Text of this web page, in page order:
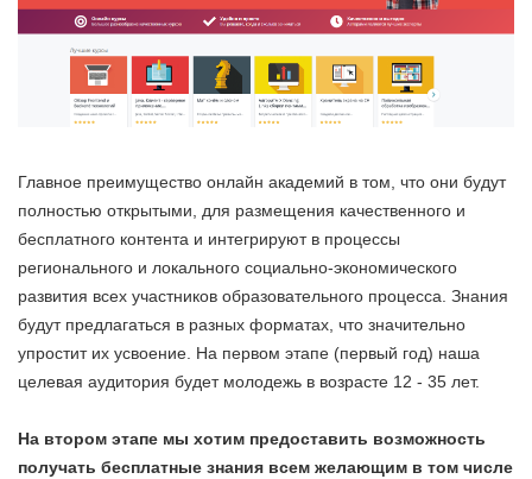
Главное преимущество онлайн академий в том, что они будут
полностью открытыми, для размещения качественного и
бесплатного контента и интегрируют в процессы
регионального и локального социально-экономического
развития всех участников образовательного процесса. Знания
будут предлагаться в разных форматах, что значительно
упростит их усвоение. На первом этапе (первый год) наша
целевая аудитория будет молодежь в возрасте 12 - 35 лет.
На втором этапе мы хотим предоставить возможность
получать бесплатные знания всем желающим в том числе